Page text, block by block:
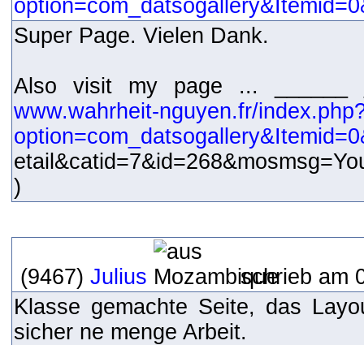
Super Page. Vielen Dank.
Also visit my page ... ______
www.wahrheit-nguyen.fr/
)
(9467) Julius
schrieb am
Klasse gemachte Seite, das
sicher ne menge Arbeit.